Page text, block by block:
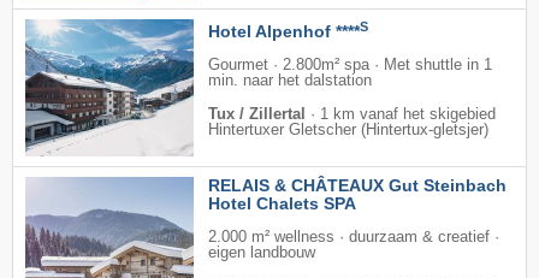
Hotel Alpenhof ****S
Gourmet · 2.800m² spa · Met shuttle in 1
min. naar het dalstation
Tux / Zillertal · 1 km vanaf het skigebied
Hintertuxer Gletscher (Hintertux-gletsjer)
RELAIS & CHÂTEAUX Gut Steinbach
Hotel Chalets SPA
2.000 m² wellness · duurzaam & creatief ·
eigen landbouw